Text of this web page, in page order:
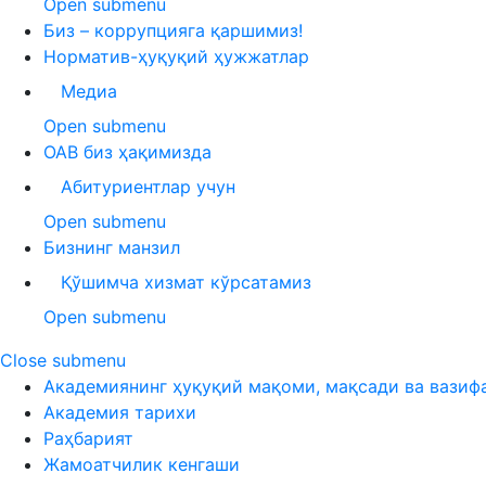
Open submenu
Биз – коррупцияга қаршимиз!
Норматив-ҳуқуқий ҳужжатлар
Медиа
Open submenu
ОАВ биз ҳақимизда
Абитуриентлар учун
Open submenu
Бизнинг манзил
Қўшимча хизмат кўрсатамиз
Open submenu
Close submenu
Академиянинг ҳуқуқий мақоми, мақсади ва
Академия тарихи
Раҳбарият
Жамоатчилик кенгаши